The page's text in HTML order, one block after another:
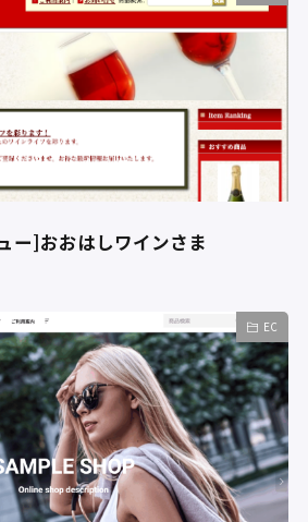
ー]おおはしワインさま
EC